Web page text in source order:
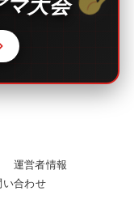
マ大会
運営者情報
い合わせ